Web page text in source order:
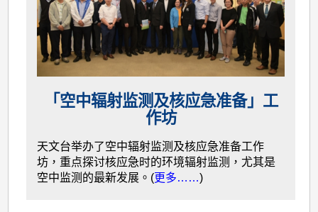
「空中辐射监测及核应急准备」工
作坊
天文台举办了空中辐射监测及核应急准备工作
坊，重点探讨核应急时的环境辐射监测，尤其是
空中监测的最新发展。(更多……)